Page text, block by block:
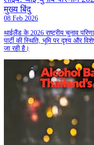
मुख्य बिंदु
08 Feb 2026
थाईलैंड के 2026 राष्ट्रीय चुनाव
पार्टी की स्थिति, भूमि पर दृश्य और
जा रही है।